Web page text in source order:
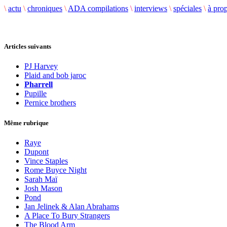
\ actu \ chroniques \ ADA compilations \ interviews \ spéciales \ à
Articles suivants
PJ Harvey
Plaid and bob jaroc
Pharrell
Pupille
Pernice brothers
Même rubrique
Raye
Dupont
Vince Staples
Rome Buyce Night
Sarah Maï
Josh Mason
Pond
Jan Jelinek & Alan Abrahams
A Place To Bury Strangers
The Blood Arm